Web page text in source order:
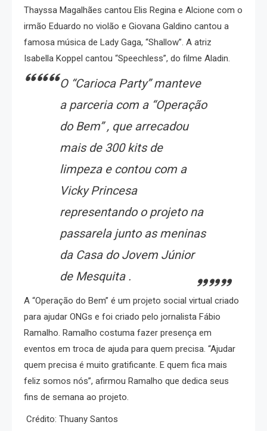
Thayssa Magalhães cantou Elis Regina e Alcione com o
irmão Eduardo no violão e Giovana Galdino cantou a
famosa música de Lady Gaga, “Shallow”. A atriz
Isabella Koppel cantou “Speechless”, do filme Aladin.
O “Carioca Party” manteve
a parceria com a “Operação
do Bem” , que arrecadou
mais de 300 kits de
limpeza e contou com a
Vicky Princesa
representando o projeto na
passarela junto as meninas
da Casa do Jovem Júnior
de Mesquita .
A “Operação do Bem” é um projeto social virtual criado
para ajudar ONGs e foi criado pelo jornalista Fábio
Ramalho. Ramalho costuma fazer presença em
eventos em troca de ajuda para quem precisa. “Ajudar
quem precisa é muito gratificante. E quem fica mais
feliz somos nós”, afirmou Ramalho que dedica seus
fins de semana ao projeto.
Crédito: Thuany Santos